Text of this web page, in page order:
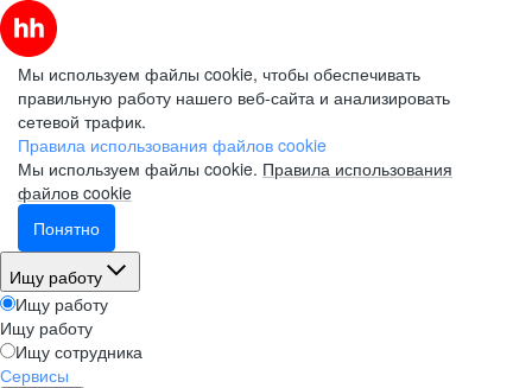
Мы используем файлы cookie, чтобы обеспечивать
правильную работу нашего веб-сайта и анализировать
сетевой трафик.
Правила использования файлов cookie
Мы используем файлы cookie. Правила использования
файлов cookie
Понятно
Ищу работу
Ищу работу
Ищу работу
Ищу сотрудника
Сервисы